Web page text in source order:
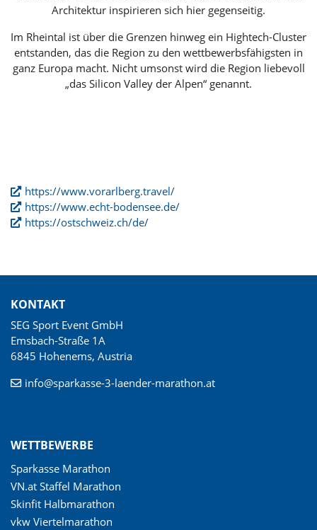
Architektur inspirieren sich hier gegenseitig.
Im Rheintal ist über die Grenzen hinweg ein Hightech-Cluster
entstanden, das die Region zu den wettbewerbsfähigsten in
ganz Europa macht. Nicht umsonst wird die Region liebevoll
„das Silicon Valley der Alpen“ genannt.
https://www.vorarlberg.travel/
https://www.echt-bodensee.de/
https://ostschweiz.ch/de/
KONTAKT
SEG Sport Event GmbH
Emsbach-Straße 1A
6845 Hohenems, Austria
info@sparkasse-3-laender-marathon.at
WETTBEWERBE
Sparkasse Marathon
VN.at Staffel Marathon
Skinfit Halbmarathon
vkw Viertelmarathon